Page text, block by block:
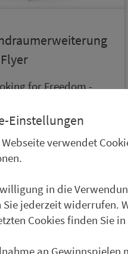
for Freedom -
und dem Lkr. Neustadt
zum VGN.
Einstellungen
Webseite verwendet
in die
Sie jederzeit widerrufen.
Cookies finden Sie
an Gewinnspielen